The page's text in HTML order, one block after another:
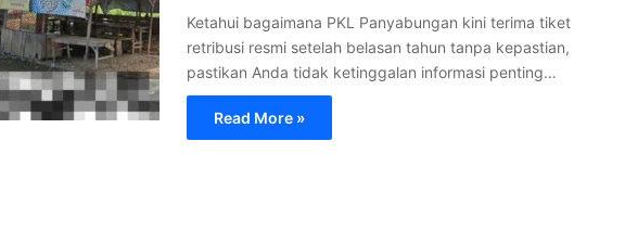
Ketahui bagaimana PKL Panyabungan kini terima tiket
retribusi resmi setelah belasan tahun tanpa kepastian,
pastikan Anda tidak ketinggalan informasi penting…
Read More »